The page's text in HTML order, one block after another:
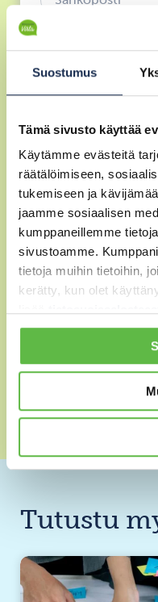
Suostumus
Tämä sivusto käyttää
Käytämme evästeitä
räätälöimiseen,
tukemiseen ja
jaamme sosiaalisen
kumppaneillemme
sivustoamme.
tietoja muihin tietoihin,
kerätty, kun olet
Toivon
Puhelimitse
Haluan tilata
Kyllä
Tutustu